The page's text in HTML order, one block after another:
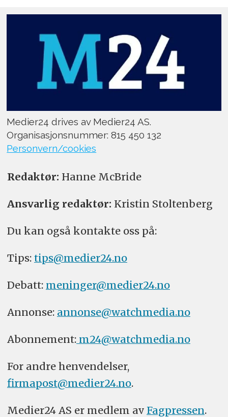
Medier24 drives av Medier24 AS.
Organisasjonsnummer: 815 450 132
Personvern/cookies
Redaktør: Hanne McBride
Ansvarlig redaktør: Kristin Stoltenberg
Du kan også kontakte oss på:
Tips: tips@medier24.no
Debatt: meninger@medier24.no
Annonse: annonse@watchmedia.no
Abonnement:m24@watchmedia.no
For andre henvendelser,
firmapost@medier24.no.
Medier24 AS er medlem av Fagpressen.